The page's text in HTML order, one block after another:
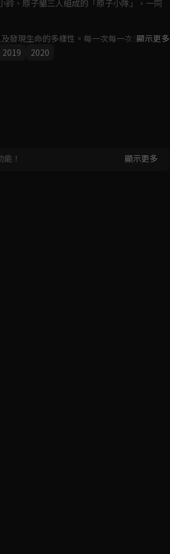
鈴、原子貓三人組成的「原子小隊」，一同
發現生命的多樣性。每一次每一次的任務，
顯示更多
2019 2020
！ 顯示更多